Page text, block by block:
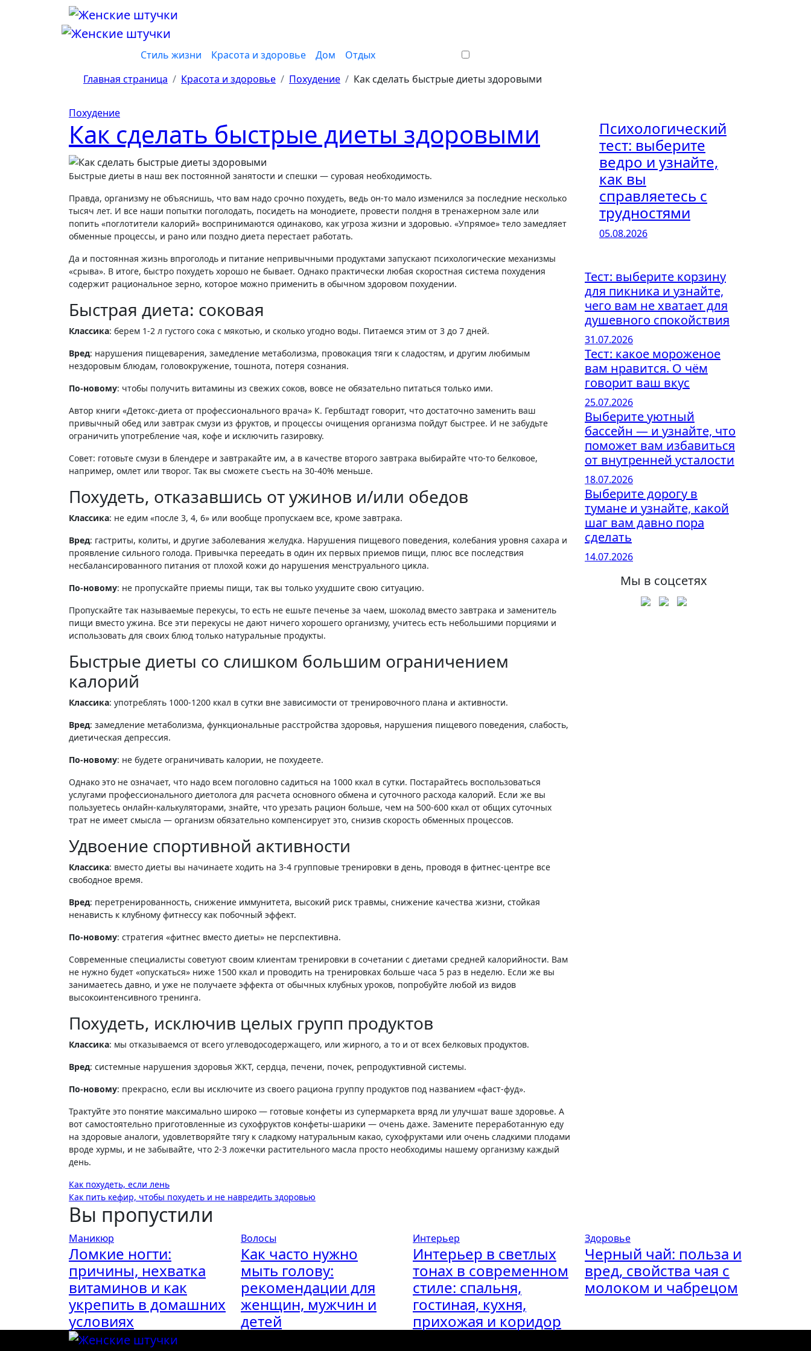
Стиль жизни
Красота и здоровье Дом
Отдых
Главная страница
Красота и здоровье Похудение Как сделать быстрые диеты здоровыми
Похудение
Как сделать быстрые диеты здоровыми
Быстрые диеты в наш век постоянной занятости и спешки — суровая необходимость.
Правда, организму не объяснишь, что вам надо срочно похудеть, ведь он-то мало изменился за последние несколько
тысяч лет. И все наши попытки поголодать, посидеть на монодиете, провести полдня в тренажерном зале или
попить «поглотители калорий» воспринимаются одинаково, как угроза жизни и здоровью. «Упрямое» тело замедляет
обменные процессы, и рано или поздно диета перестает работать.
Да и постоянная жизнь впроголодь и питание непривычными продуктами запускают психологические механизмы
«срыва». В итоге, быстро похудеть хорошо не бывает. Однако практически любая скоростная система похудения
содержит рациональное зерно, которое можно применить в обычном здоровом похудении.
Быстрая диета: соковая
Классика: берем 1-2 л густого сока с мякотью, и сколько угодно воды. Питаемся этим от 3 до 7 дней.
Вред: нарушения пищеварения, замедление метаболизма, провокация тяги к сладостям, и другим любимым
нездоровым блюдам, головокружение, тошнота, потеря сознания.
По-новому: чтобы получить витамины из свежих соков, вовсе не обязательно питаться только ими.
Автор книги «Детокс-диета от профессионального врача» К. Гербштадт говорит, что достаточно заменить ваш
привычный обед или завтрак смузи из фруктов, и процессы очищения организма пойдут быстрее. И не забудьте
ограничить употребление чая, кофе и исключить газировку.
Совет: готовьте смузи в блендере и завтракайте им, а в качестве второго завтрака выбирайте что-то белковое,
например, омлет или творог. Так вы сможете съесть на 30-40% меньше.
Похудеть, отказавшись от ужинов и/или обедов
Классика: не едим «после 3, 4, 6» или вообще пропускаем все, кроме завтрака.
Вред: гастриты, колиты, и другие заболевания желудка. Нарушения пищевого поведения, колебания уровня сахара и
проявление сильного голода. Привычка переедать в один их первых приемов пищи, плюс все последствия
несбалансированного питания от плохой кожи до нарушения менструального цикла.
По-новому: не пропускайте приемы пищи, так вы только ухудшите свою ситуацию.
Пропускайте так называемые перекусы, то есть не ешьте печенье за чаем, шоколад вместо завтрака и заменитель
пищи вместо ужина. Все эти перекусы не дают ничего хорошего организму, учитесь есть небольшими порциями и
использовать для своих блюд только натуральные продукты.
Быстрые диеты со слишком большим ограничением
калорий
Классика: употреблять 1000-1200 ккал в сутки вне зависимости от тренировочного плана и активности.
Вред: замедление метаболизма, функциональные расстройства здоровья, нарушения пищевого поведения, слабость,
диетическая депрессия.
По-новому: не будете ограничивать калории, не похудеете.
Однако это не означает, что надо всем поголовно садиться на 1000 ккал в сутки. Постарайтесь воспользоваться
услугами профессионального диетолога для расчета основного обмена и суточного расхода калорий. Если же вы
пользуетесь онлайн-калькуляторами, знайте, что урезать рацион больше, чем на 500-600 ккал от общих суточных
трат не имеет смысла — организм обязательно компенсирует это, снизив скорость обменных процессов.
Удвоение спортивной активности
Классика: вместо диеты вы начинаете ходить на 3-4 групповые тренировки в день, проводя в фитнес-центре все
свободное время.
Вред: перетренированность, снижение иммунитета, высокий риск травмы, снижение качества жизни, стойкая
ненависть к клубному фитнессу как побочный эффект.
По-новому: стратегия «фитнес вместо диеты» не перспективна.
Современные специалисты советуют своим клиентам тренировки в сочетании с диетами средней калорийности. Вам
не нужно будет «опускаться» ниже 1500 ккал и проводить на тренировках больше часа 5 раз в неделю. Если же вы
занимаетесь давно, и уже не получаете эффекта от обычных клубных уроков, попробуйте любой из видов
высокоинтенсивного тренинга.
Похудеть, исключив целых групп продуктов
Классика: мы отказываемся от всего углеводосодержащего, или жирного, а то и от всех белковых продуктов.
Вред: системные нарушения здоровья ЖКТ, сердца, печени, почек, репродуктивной системы.
По-новому: прекрасно, если вы исключите из своего рациона группу продуктов под названием «фаст-фуд».
Трактуйте это понятие максимально широко — готовые конфеты из супермаркета вряд ли улучшат ваше здоровье. А
вот самостоятельно приготовленные из сухофруктов конфеты-шарики — очень даже. Замените переработанную еду
на здоровые аналоги, удовлетворяйте тягу к сладкому натуральным какао, сухофруктами или очень сладкими плодами
вроде хурмы, и не забывайте, что 2-3 ложечки растительного масла просто необходимы нашему организму каждый
день.
Навигация
по
записям
Как похудеть, если лень
Как пить кефир, чтобы похудеть и не навредить здоровью
Психологический
тест: выберите
ведро и узнайте,
как вы
справляетесь с
трудностями
05.08.2026
Тест: выберите корзину
для пикника и узнайте,
чего вам не хватает для
душевного спокойствия
31.07.2026
Тест: какое мороженое
вам нравится. О чём
говорит ваш вкус
25.07.2026
Выберите уютный
бассейн — и узнайте, что
поможет вам избавиться
от внутренней усталости
18.07.2026
Выберите дорогу в
тумане и узнайте, какой
шаг вам давно пора
сделать
14.07.2026
Мы в соцсетях
Вы пропустили
Маникюр
Ломкие ногти:
причины, нехватка
витаминов и как
укрепить в домашних
условиях
Волосы
Как часто нужно
мыть голову:
рекомендации для
женщин, мужчин и
детей
Интерьер
Интерьер в светлых
тонах в современном
стиле: спальня,
гостиная, кухня,
прихожая и коридор
Здоровье
Черный чай: польза и
вред, свойства чая с
молоком и чабрецом